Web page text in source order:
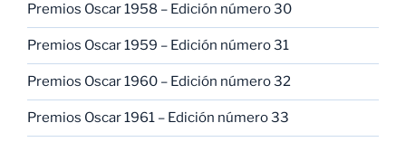
Premios Oscar 1958 – Edición número 30
Premios Oscar 1959 – Edición número 31
Premios Oscar 1960 – Edición número 32
Premios Oscar 1961 – Edición número 33